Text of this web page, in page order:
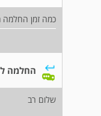
כמה זמן החלמה
שלום רב